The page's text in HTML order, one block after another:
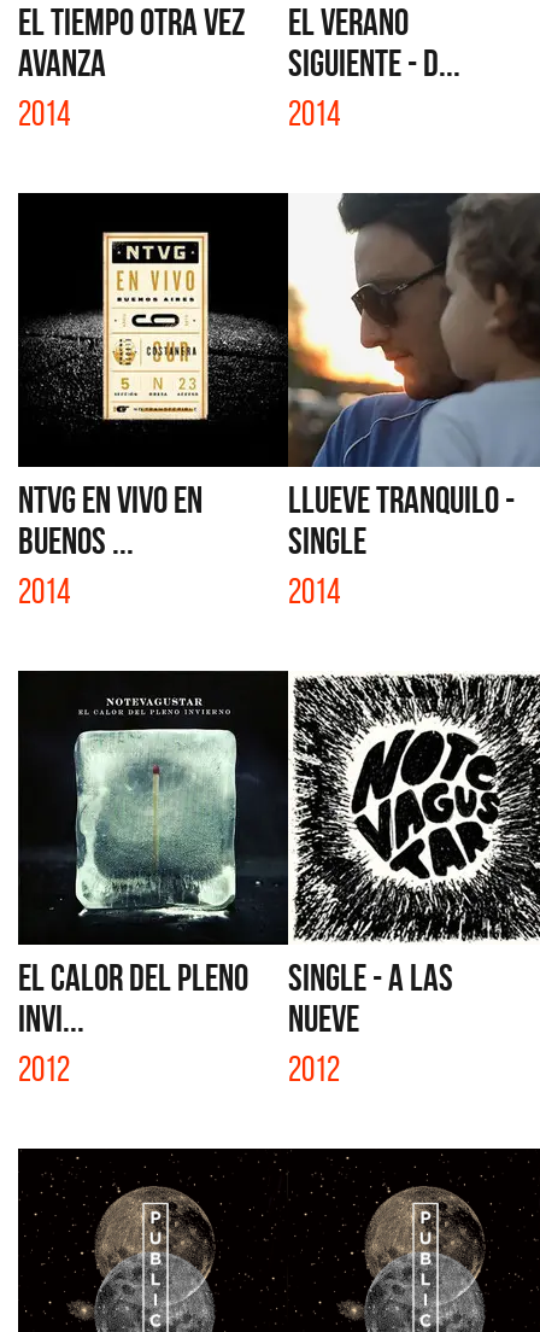
EL TIEMPO OTRA VEZ
AVANZA
2014
EL VERANO
SIGUIENTE - D...
2014
NTVG EN VIVO EN
BUENOS ...
2014
LLUEVE TRANQUILO -
SINGLE
2014
EL CALOR DEL PLENO
INVI...
2012
SINGLE - A LAS
NUEVE
2012